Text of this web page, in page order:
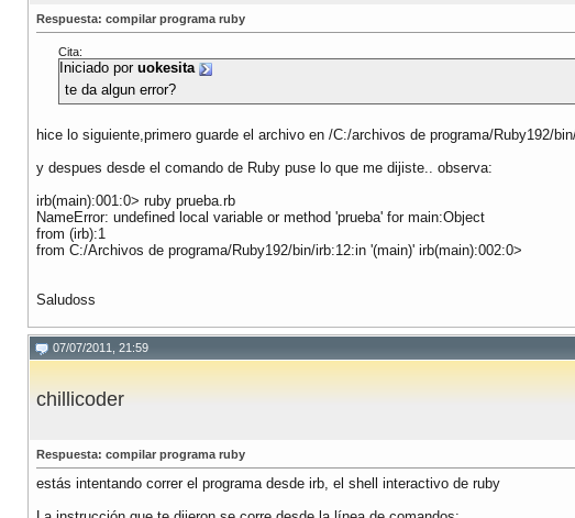
Respuesta: compilar programa ruby
Cita:
Iniciado por uokesita
te da algun error?
hice lo siguiente,primero guarde el archivo en /C:/archivos de programa/Ruby192/
y despues desde el comando de Ruby puse lo que me dijiste.. observa:
irb(main):001:0> ruby prueba.rb
NameError: undefined local variable or method 'prueba' for main:Object
from (irb):1
from C:/Archivos de programa/Ruby192/bin/irb:12:in '(main)' irb(main):002:0>
Saludoss
07/07/2011, 21:59
chillicoder
Respuesta: compilar programa ruby
estás intentando correr el programa desde irb, el shell interactivo de ruby